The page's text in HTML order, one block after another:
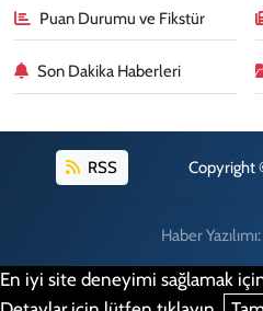
Puan Durumu ve Fikstür
Son Dakika Haberleri
RSS Copyright
Haber Yazılımı:
En iyi site deneyimi sağlamak